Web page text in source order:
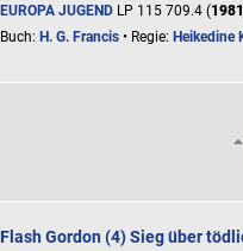
EUROPA JUGEND LP 115 709.4 (1981
Buch: H. G. Francis • Regie: Heikedine
Flash Gordon (4) Sieg über